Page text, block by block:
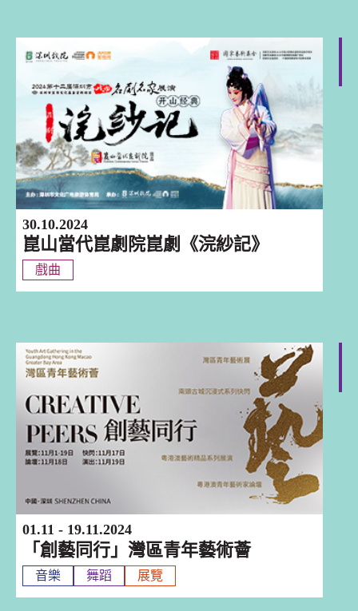
30.10.2024
崑山當代崑劇院崑劇《浣紗記》
戲曲
01.11 - 19.11.2024
「創藝同行」灣區青年藝術薈
音樂 舞蹈 展覽